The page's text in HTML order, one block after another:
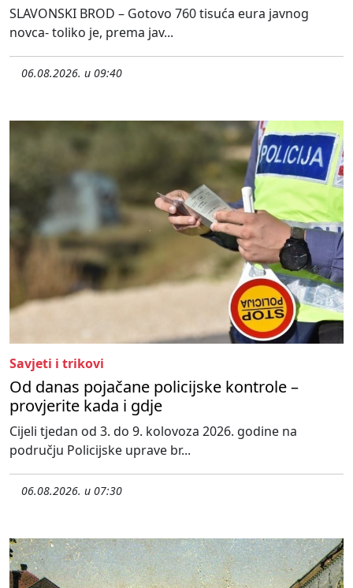
SLAVONSKI BROD – Gotovo 760 tisuća eura javnog
novca- toliko je, prema jav...
06.08.2026. u 09:40
Savjeti i trikovi
Od danas pojačane policijske kontrole –
provjerite kada i gdje
Cijeli tjedan od 3. do 9. kolovoza 2026. godine na
području Policijske uprave br...
06.08.2026. u 07:30